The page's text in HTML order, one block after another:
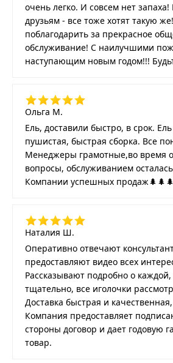
очень легко. И совсем нет
друзьям - все тоже хотят такую
поблагодарить за прекрасное
обслуживание! С наилучшими
наступающим новым годом!!!
Ольга М.
Ель, доставили быстро, в срок.
пушистая, быстрая сборка. Все
Менеджеры грамотные,во время
вопросы, обслуживанием
Компании успешных
Наталия Ш.
Оперативно отвечают
предоставляют видео всех
Рассказывают подробно о
тщательно, все иголочки
Доставка быстрая и
Компания предоставляет
стороны договор и дает годовую
товар.